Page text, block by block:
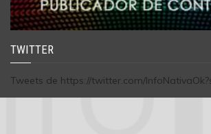
TWITTER
Tweets de https://twitter.com/